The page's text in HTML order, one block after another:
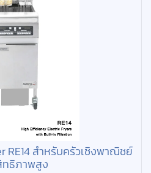
RE14 สำหรับครัวเชิงพาณิชย์
ทธิภาพสูง